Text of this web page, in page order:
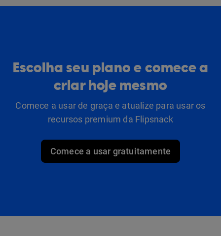
Escolha seu plano e comece a
criar hoje mesmo
Comece a usar de graça e atualize para usar os
recursos premium da Flipsnack
Comece a usar gratuitamente